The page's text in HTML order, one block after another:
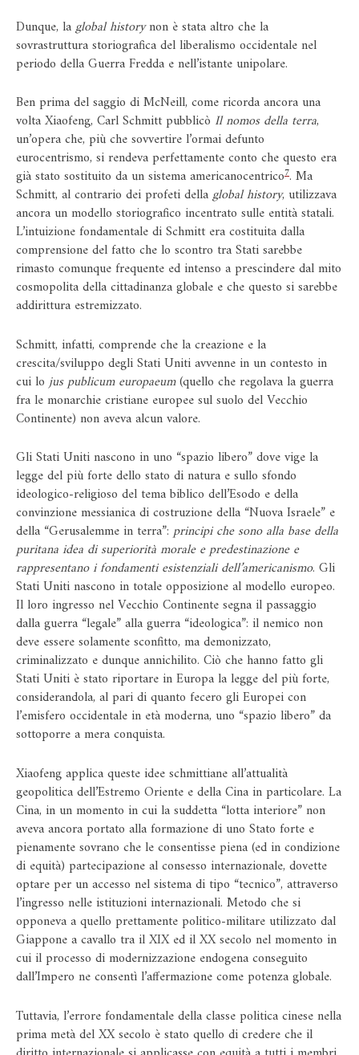
Dunque, laglobal historynon è stata altro che la
sovrastruttura storiografica del liberalismo occidentale nel
periodo della Guerra Fredda e nell’istante unipolare.
Ben prima del saggio di McNeill, come ricorda ancora una
volta Xiaofeng, Carl Schmitt pubblicò Il nomos della terra,
un’opera che, più che sovvertire l’ormai defunto
eurocentrismo, si rendeva perfettamente conto che questo era
già stato sostituito da un sistema americanocentrico7. Ma
Schmitt, al contrario dei profeti dellaglobal history, utilizzava
ancora un modello storiografico incentrato sulle entità statali.
L’intuizione fondamentale di Schmitt era costituita dalla
comprensione del fatto che lo scontro tra Stati sarebbe
rimasto comunque frequente ed intenso a prescindere dal mito
cosmopolita della cittadinanza globale e che questo si sarebbe
addirittura estremizzato.
Schmitt, infatti, comprende che la creazione e la
crescita/sviluppo degli Stati Uniti avvenne in un contesto in
cui lojus publicum europaeum(quello che regolava la guerra
fra le monarchie cristiane europee sul suolo del Vecchio
Continente) non aveva alcun valore.
Gli Stati Uniti nascono in uno “spazio libero” dove vige la
legge del più forte dello stato di natura e sullo sfondo
ideologico-religioso del tema biblico dell’Esodo e della
convinzione messianica di costruzione della “Nuova Israele” e
della “Gerusalemme in terra”:principi che sono alla base della
puritana idea di superiorità morale e predestinazione e
rappresentano i fondamenti esistenziali dell’americanismo. Gli
Stati Uniti nascono in totale opposizione al modello europeo.
Il loro ingresso nel Vecchio Continente segna il passaggio
dalla guerra “legale” alla guerra “ideologica”: il nemico non
deve essere solamente sconfitto, ma demonizzato,
criminalizzato e dunque annichilito. Ciò che hanno fatto gli
Stati Uniti è stato riportare in Europa la legge del più forte,
considerandola, al pari di quanto fecero gli Europei con
l’emisfero occidentale in età moderna, uno “spazio libero” da
sottoporre a mera conquista.
Xiaofeng applica queste idee schmittiane all’attualità
geopolitica dell’Estremo Oriente e della Cina in particolare. La
Cina, in un momento in cui la suddetta “lotta interiore” non
aveva ancora portato alla formazione di uno Stato forte e
pienamente sovrano che le consentisse piena (ed in condizione
di equità) partecipazione al consesso internazionale, dovette
optare per un accesso nel sistema di tipo “tecnico”, attraverso
l’ingresso nelle istituzioni internazionali. Metodo che si
opponeva a quello prettamente politico-militare utilizzato dal
Giappone a cavallo tra il XIX ed il XX secolo nel momento in
cui il processo di modernizzazione endogena conseguito
dall’Impero ne consentì l’affermazione come potenza globale.
Tuttavia, l’errore fondamentale della classe politica cinese nella
prima metà del XX secolo è stato quello di credere che il